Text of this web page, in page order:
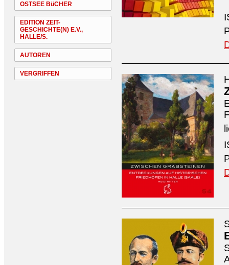
OSTSEE BüCHER
EDITION ZEIT-
GESCHICHTE(N) E.V.,
HALLE/S.
AUTOREN
VERGRIFFEN